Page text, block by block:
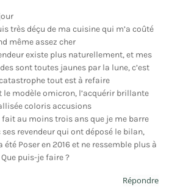
très déçu de ma cuisine qui m’a coûté
même assez cher
existe plus naturellement, et mes
sont toutes jaunes par la lune, c’est
tout est à refaire
le modèle omicron, l’acquérir brillante
coloris accusions
fait au moins trois ans que je me barre
ses revendeur qui ont déposé le bilan,
été Poser en 2016 et ne ressemble plus à
Que puis-je faire ?
Répondre